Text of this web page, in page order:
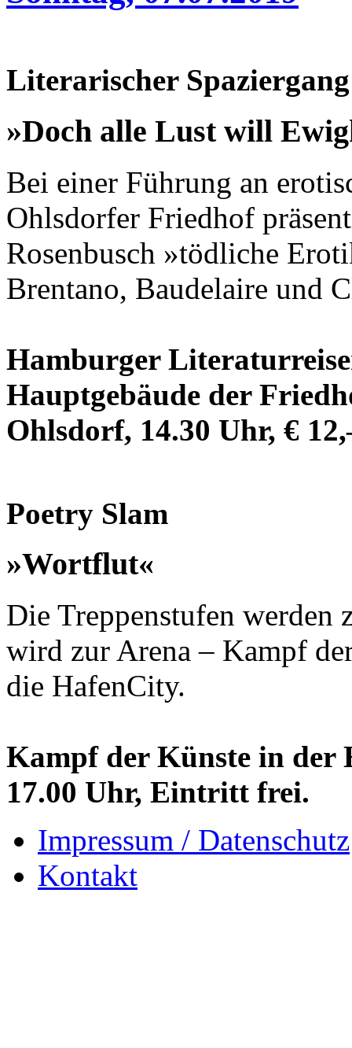
Literarischer Spaziergang
»Doch alle Lust will
Bei einer Führung an
Ohlsdorfer Friedhof
Rosenbusch »tödliche
Brentano, Baudelaire und
Hamburger
Hauptgebäude der
Ohlsdorf, 14.30 Uhr, €
Poetry Slam
»Wortflut«
Die Treppenstufen werden
wird zur Arena – Kampf
die HafenCity.
Kampf der Künste in der
17.00 Uhr, Eintritt frei.
Impressum / Datenschutz
Kontakt